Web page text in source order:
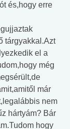
és,hogy erre
tárgyakkal.Azt
el a
még
már
nem
hártyám? Bár
hogy